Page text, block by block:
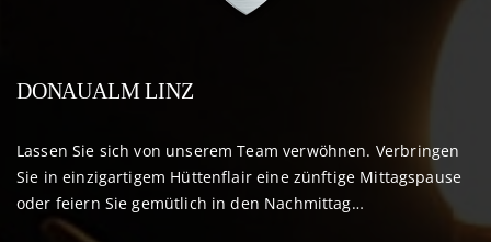
DONAUALM LINZ
Lassen Sie sich von unserem Team verwöhnen. Verbringen
Sie in einzigartigem Hüttenflair eine zünftige Mittagspause
oder feiern Sie gemütlich in den Nachmittag…